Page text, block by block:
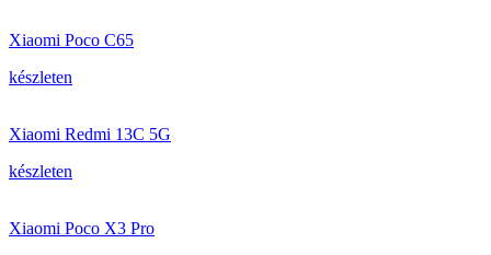
Xiaomi Poco C65
készleten
Xiaomi Redmi 13C 5G
készleten
Xiaomi Poco X3 Pro